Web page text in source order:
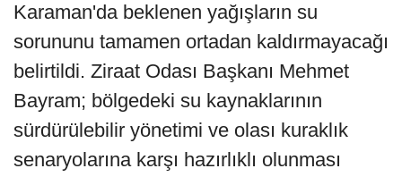
Karaman'da beklenen yağışların su
sorununu tamamen ortadan kaldırmayacağı
belirtildi. Ziraat Odası Başkanı Mehmet
Bayram; bölgedeki su kaynaklarının
sürdürülebilir yönetimi ve olası kuraklık
senaryolarına karşı hazırlıklı olunması